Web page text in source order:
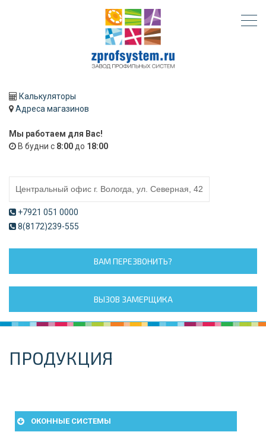
Калькуляторы
Адреса магазинов
Мы работаем для Вас!
В будни с 8:00 до 18:00
+7921 051 0000
8(8172)239-555
ВАМ ПЕРЕЗВОНИТЬ?
ВЫЗОВ ЗАМЕРЩИКА
ПРОДУКЦИЯ
ОКОННЫЕ СИСТЕМЫ